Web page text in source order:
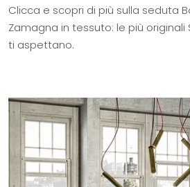
Clicca e scopri di più sulla seduta
Zamagna in tessuto: le più
ti aspettano.